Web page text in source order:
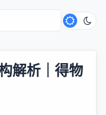
解析｜得物